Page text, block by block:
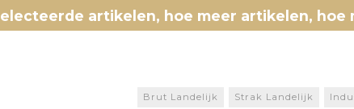
artikelen, hoe meer artikelen, hoe meer
Brut Landelijk Strak Landelijk